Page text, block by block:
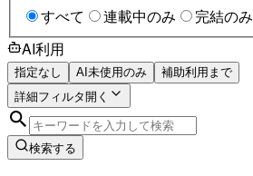
すべて
連載中のみ
完結のみ
AI利用
指定なし AI未使用のみ
補助利用まで
詳細フィルタ開く
検索する